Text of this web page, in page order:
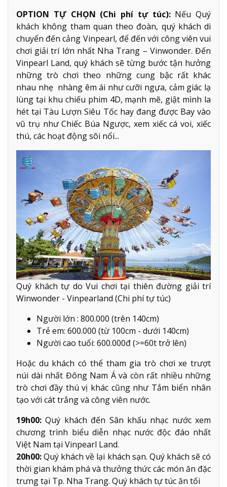
OPTION TỰ CHỌN (Chi phí tự túc): Nếu Quý
khách không tham quan theo đoàn, quý khách di
chuyển đến cảng Vinpearl, để đến với công viên vui
chơi giải trí lớn nhất Nha Trang – Vinwonder. Đến
Vinpearl Land, quý khách sẽ từng bước tận hưởng
những trò chơi theo những cung bậc rất khác
nhau nhẹ nhàng êm ái như cưỡi ngựa, cảm giác lạ
lùng tại khu chiếu phim 4D, mạnh mẽ, giật mình la
hét tại Tàu Lượn Siêu Tốc hay đang được Bay vào
vũ trụ như Chiếc Búa Ngược, xem xiếc cá voi, xiếc
thú, các hoạt động sôi nổi...
Quý khách tự do Vui chơi tại thiên đường giải trí
Winwonder - Vinpearland (Chi phí tự túc)
Người lớn : 800.000 (trên 140cm)
Trẻ em: 600.000 (từ 100cm - dưới 140cm)
Người cao tuổi: 600.000đ (>=60t trở lên)
Hoặc du khách có thể tham gia trò chơi xe trượt
núi dài nhất Đông Nam Á và còn rất nhiều những
trò chơi đầy thú vị khác cũng như Tắm biển nhân
tạo với cát trắng và công viên nước.
19h00: Quý khách đến Sân khấu nhạc nước xem
chương trình biểu diễn nhạc nước độc đáo nhất
Việt Nam tại Vinpearl Land.
20h00:Quý khách về lại khách sạn. Quý khách sẽ có
thời gian khám phá và thưởng thức các món ăn đặc
trưng tại Tp. Nha Trang. Quý khách tự túc ăn tối